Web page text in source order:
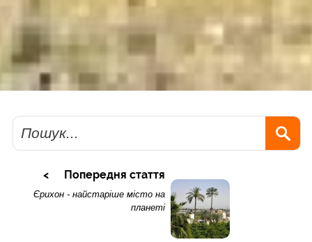
Пошук
Попередня стаття
Єрихон - найстаріше місто на
планеті